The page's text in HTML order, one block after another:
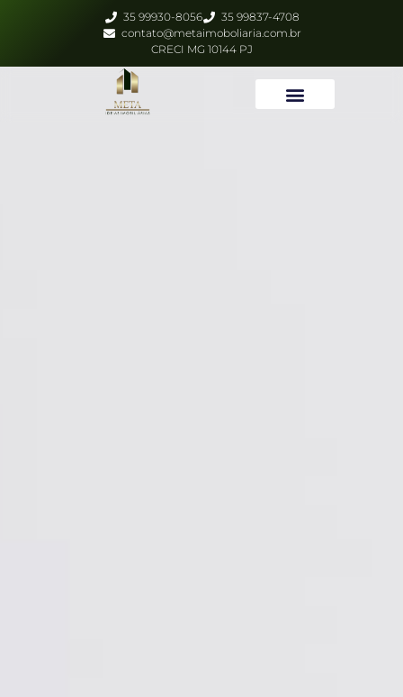
35 99930-8056
35 99837-4708
contato@metaimoboliaria.com.br
CRECI MG 10144 PJ